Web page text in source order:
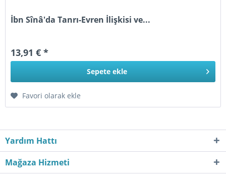
İbn Sînâ'da Tanrı-Evren İlişkisi ve...
13,91 € *
Sepete ekle
Favori olarak ekle
Yardım Hattı
Mağaza Hizmeti